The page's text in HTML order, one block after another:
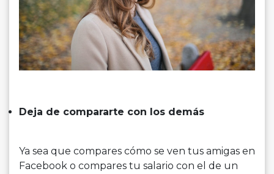
Deja de compararte con los demás
Ya sea que compares cómo se ven tus amigas en
Facebook o compares tu salario con el de un